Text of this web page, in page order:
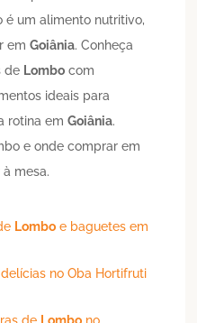
é um alimento nutritivo,
emGoiânia. Conheça
de Lombo com
ideais para
rotina emGoiânia.
e onde comprar em
mesa.
Lombo e baguetes em
no Oba Hortifruti